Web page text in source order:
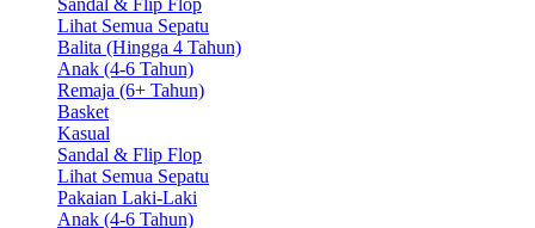
Lihat Semua Sepatu
Balita (Hingga 4 Tahun)
Anak (4-6 Tahun)
Remaja (6+ Tahun)
Basket
Kasual
Sandal & Flip Flop
Lihat Semua Sepatu
Pakaian Laki-Laki
Anak (4-6 Tahun)